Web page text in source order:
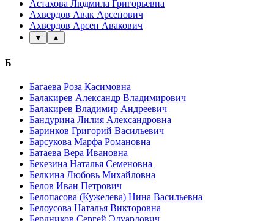
Астахова Людмила Григорьевна
Ахвердов Авак Арсенович
Ахвердов Арсен Авакович
▼ ▲
Б
Багаева Роза Касимовна
Балакирев Александр Владимирович
Балакирев Владимир Андреевич
Бандурина Лилия Александровна
Баринков Григорий Васильевич
Барсукова Марфа Романовна
Батаева Вера Ивановна
Бекезина Наталья Семеновна
Белкина Любовь Михайловна
Белов Иван Петрович
Белопасова (Кужелева) Нина Васильевна
Белоусова Наталья Викторовна
Бердников Сергей Эдуардович